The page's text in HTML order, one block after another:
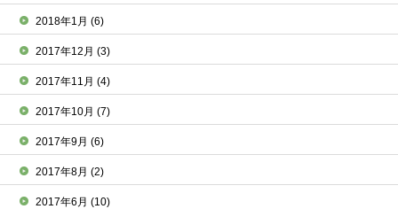
2018年1月(6)
2017年12月(3)
2017年11月(4)
2017年10月(7)
2017年9月(6)
2017年8月(2)
2017年6月(10)